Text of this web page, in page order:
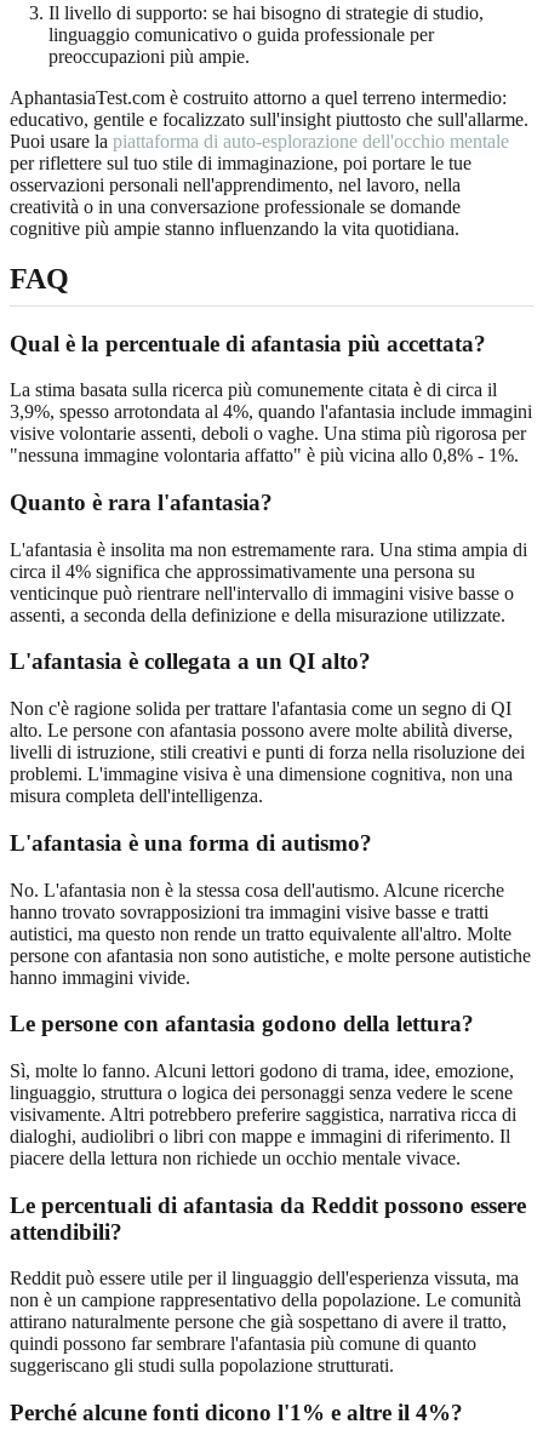
Il livello di supporto: se hai bisogno di strategie di studio,
linguaggio comunicativo o guida professionale per
preoccupazioni più ampie.
AphantasiaTest.com è costruito attorno a quel terreno intermedio:
educativo, gentile e focalizzato sull'insight piuttosto che sull'allarme.
Puoi usare la piattaforma di auto-esplorazione dell'occhio mentale
per riflettere sul tuo stile di immaginazione, poi portare le tue
osservazioni personali nell'apprendimento, nel lavoro, nella
creatività o in una conversazione professionale se domande
cognitive più ampie stanno influenzando la vita quotidiana.
FAQ
Qual è la percentuale di afantasia più accettata?
La stima basata sulla ricerca più comunemente citata è di circa il
3,9%, spesso arrotondata al 4%, quando l'afantasia include immagini
visive volontarie assenti, deboli o vaghe. Una stima più rigorosa per
"nessuna immagine volontaria affatto" è più vicina allo 0,8% - 1%.
Quanto è rara l'afantasia?
L'afantasia è insolita ma non estremamente rara. Una stima ampia di
circa il 4% significa che approssimativamente una persona su
venticinque può rientrare nell'intervallo di immagini visive basse o
assenti, a seconda della definizione e della misurazione utilizzate.
L'afantasia è collegata a un QI alto?
Non c'è ragione solida per trattare l'afantasia come un segno di QI
alto. Le persone con afantasia possono avere molte abilità diverse,
livelli di istruzione, stili creativi e punti di forza nella risoluzione dei
problemi. L'immagine visiva è una dimensione cognitiva, non una
misura completa dell'intelligenza.
L'afantasia è una forma di autismo?
No. L'afantasia non è la stessa cosa dell'autismo. Alcune ricerche
hanno trovato sovrapposizioni tra immagini visive basse e tratti
autistici, ma questo non rende un tratto equivalente all'altro. Molte
persone con afantasia non sono autistiche, e molte persone autistiche
hanno immagini vivide.
Le persone con afantasia godono della lettura?
Sì, molte lo fanno. Alcuni lettori godono di trama, idee, emozione,
linguaggio, struttura o logica dei personaggi senza vedere le scene
visivamente. Altri potrebbero preferire saggistica, narrativa ricca di
dialoghi, audiolibri o libri con mappe e immagini di riferimento. Il
piacere della lettura non richiede un occhio mentale vivace.
Le percentuali di afantasia da Reddit possono essere
attendibili?
Reddit può essere utile per il linguaggio dell'esperienza vissuta, ma
non è un campione rappresentativo della popolazione. Le comunità
attirano naturalmente persone che già sospettano di avere il tratto,
quindi possono far sembrare l'afantasia più comune di quanto
suggeriscano gli studi sulla popolazione strutturati.
Perché alcune fonti dicono l'1% e altre il 4%?